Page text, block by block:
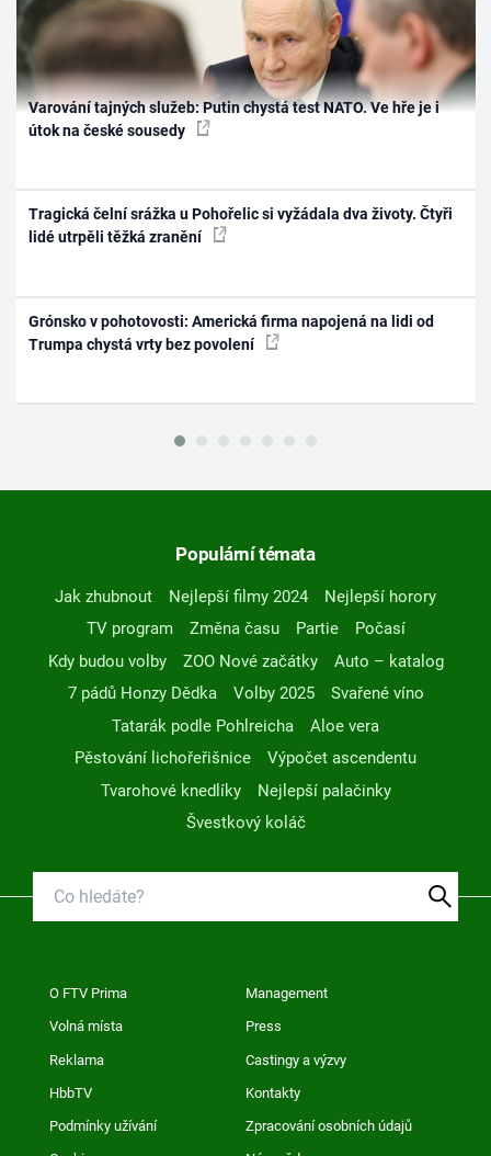
Varování tajných služeb: Putin chystá test NATO. Ve hře je i
útok na české sousedy
Tragická čelní srážka u Pohořelic si vyžádala dva životy. Čtyři
lidé utrpěli těžká zranění
Grónsko v pohotovosti: Americká firma napojená na lidi od
Trumpa chystá vrty bez povolení
Populární témata
Jak zhubnout Nejlepší filmy 2024
Nejlepší horory
TV program
Změna času Partie
Počasí
Kdy budou volby
ZOO Nové začátky
Auto – katalog
7 pádů Honzy Dědka
Volby 2025
Svařené víno
Tatarák podle Pohlreicha
Aloe vera
Pěstování lichořeřišnice
Výpočet ascendentu
Tvarohové knedlíky
Nejlepší palačinky
Švestkový koláč
O FTV Prima Management
Volná místa Press
Reklama Castingy a výzvy
HbbTV Kontakty
Podmínky užívání Zpracování osobních údajů